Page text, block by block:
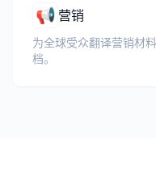
📢 营销
为全球受众翻译营销材
档。